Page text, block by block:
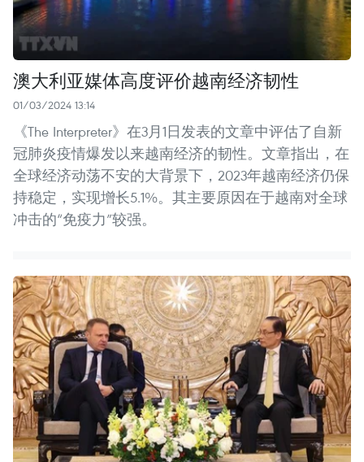
澳大利亚媒体高度评价越南经济韧性
01/03/2024 13:14
《The Interpreter》在3月1日发表的文章中评估了自新
冠肺炎疫情爆发以来越南经济的韧性。文章指出，在
全球经济动荡不安的大背景下，2023年越南经济仍保
持稳定，实现增长5.1%。其主要原因在于越南对全球
冲击的“免疫力”较强。